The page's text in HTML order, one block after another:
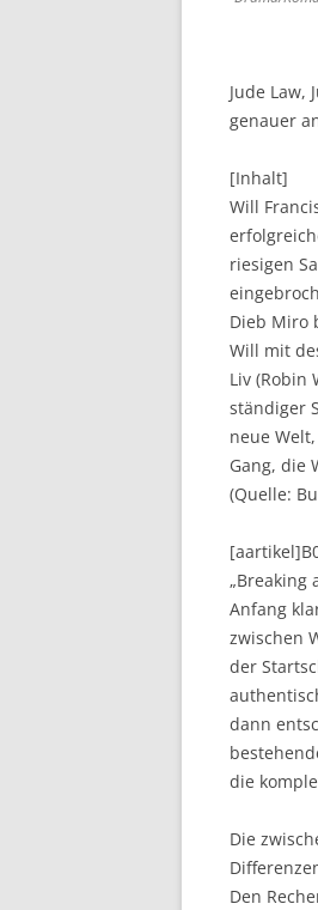
Jude Law,
genauer
[Inhalt]
Will
riesigen
Dieb Miro
Will mit
Liv (Robin
ständiger
neue
Gang, die
(Quelle:
„Breaking
Anfang
zwischen
der
dann
die
Die
Den